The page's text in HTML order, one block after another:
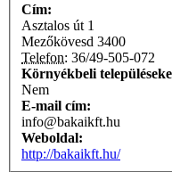
Cím:
Asztalos út 1
Mezőkövesd 3400
Telefon: 36/49-505-072
Környékbeli
Nem
E-mail cím:
info@bakaikft.hu
Weboldal:
http://bakaikft.hu/